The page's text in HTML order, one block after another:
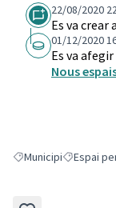
22/08/2020
Es va crear
01/12/2020
Es va
Nous
Resultats en filtrar
MunicipiResultats
Espai